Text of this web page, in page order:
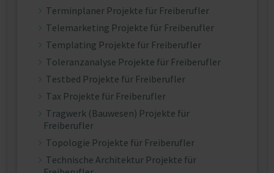
Terminplaner Projekte für Freiberufler
Telemarketing Projekte für Freiberufler
Templating Projekte für Freiberufler
Toleranzanalyse Projekte für Freiberufler
Testbed Projekte für Freiberufler
Tax Projekte für Freiberufler
Tragwerk (Bauwesen) Projekte für
Freiberufler
Topologie Projekte für Freiberufler
Technische Architektur Projekte für